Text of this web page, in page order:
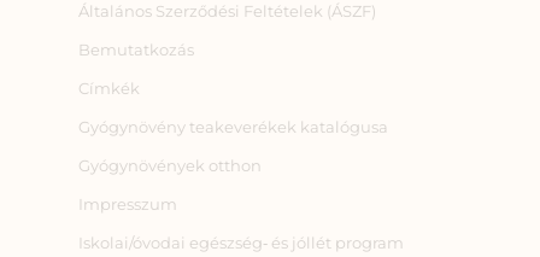
Általános Szerződési Feltételek (ÁSZF)
Bemutatkozás
Címkék
Gyógynövény teakeverékek katalógusa
Gyógynövények otthon
Impresszum
Iskolai/óvodai egészség‑ és jóllét program